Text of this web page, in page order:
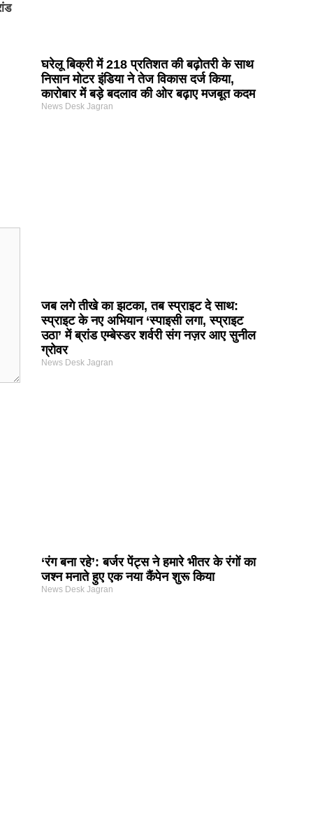
घरेलू बिक्री में 218 प्रतिशत की बढ़ोतरी के साथ
निसान मोटर इंडिया ने तेज विकास दर्ज किया,
कारोबार में बड़े बदलाव की ओर बढ़ाए मजबूत कदम
News Desk Jagran
जब लगे तीखे का झटका, तब स्प्राइट दे साथ:
स्प्राइट के नए अभियान ‘स्पाइसी लगा, स्प्राइट
उठा’ में ब्रांड एम्बेस्डर शर्वरी संग नज़र आए सुनील
ग्रोवर
News Desk Jagran
‘रंग बना रहे’: बर्जर पेंट्स ने हमारे भीतर के रंगों का
जश्न मनाते हुए एक नया कैंपेन शुरू किया
News Desk Jagran